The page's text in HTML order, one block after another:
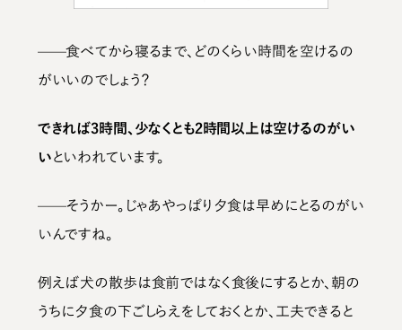
——食べてから寝るまで、どのくらい時間を空けるの
がいいのでしょう？
できれば3時間、少なくとも2時間以上は空けるのがい
いといわれています。
——そうかー。じゃあやっぱり夕食は早めにとるのがい
いんですね。
例えば犬の散歩は食前ではなく食後にするとか、朝の
うちに夕食の下ごしらえをしておくとか、工夫できると